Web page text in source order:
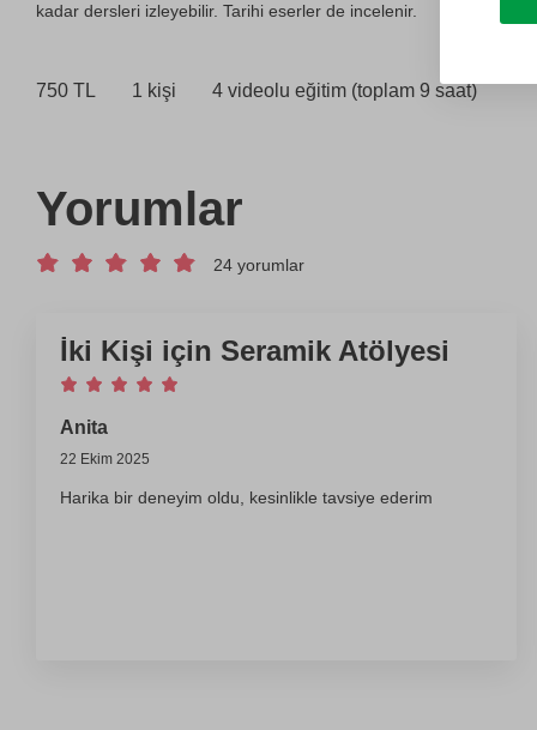
kadar dersleri izleyebilir. Tarihi eserler de incelenir.
750 TL 1 kişi 4 videolu eğitim (toplam 9 saat)
Yorumlar
24 yorumlar
İki Kişi için Seramik Atölyesi
Anita
22 Ekim 2025
Harika bir deneyim oldu, kesinlikle tavsiye ederim